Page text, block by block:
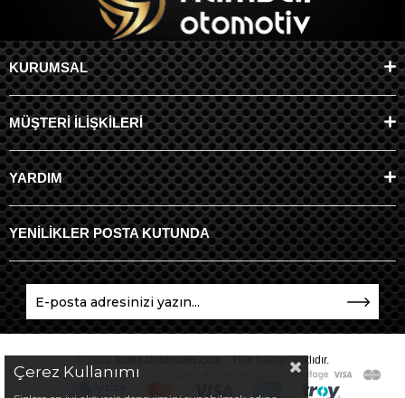
KURUMSAL
MÜŞTERİ İLİŞKİLERİ
YARDIM
YENİLİKLER POSTA KUTUNDA
- Tüm hakları saklıdır.
Çerez Kullanımı